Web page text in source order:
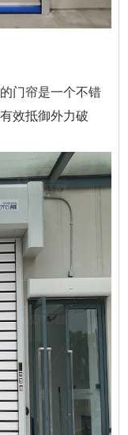
门帘是一个不错
效抵御外力破